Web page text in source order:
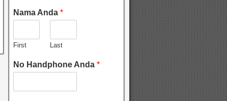
Nama Anda *
First Last
No Handphone Anda *